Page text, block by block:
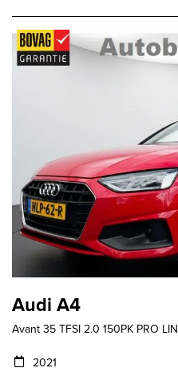
Audi A4
Avant 35 TFSI 2.0 150PK PRO
2021